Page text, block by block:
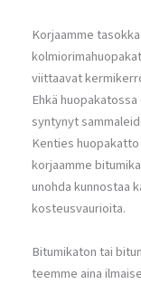
Korjaamme
viittaavat
Ehkä
syntynyt
Kenties
korjaamme
unohda kunnostaa
kosteusvaurioita.
Bitumikaton tai
teemme aina